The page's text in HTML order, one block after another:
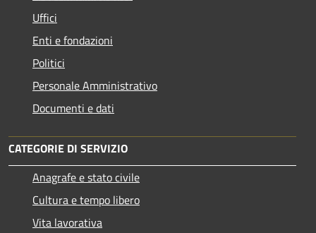
Uffici
Enti e fondazioni
Politici
Personale Amministrativo
Documenti e dati
CATEGORIE DI SERVIZIO
Anagrafe e stato civile
Cultura e tempo libero
Vita lavorativa